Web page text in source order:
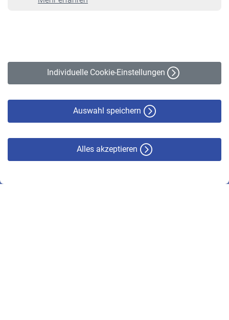
Individuelle Cookie-Einstellungen
Auswahl speichern
Alles akzeptieren
VBLnewsletter
Erklärung zur Barrierefreiheit
© VBL 2026